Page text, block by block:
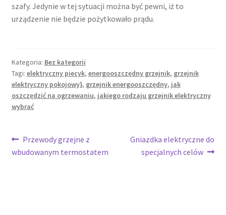
szafy. Jedynie w tej sytuacji można być pewni, iż to
urządzenie nie będzie pożytkowało prądu.
Kategoria: Bez kategorii
Tagi: elektryczny piecyk, energooszczędny grzejnik, grzejnik
elektryczny pokojowy}, grzejnik energooszczędny, jak
oszczędzić na ogrzewaniu, jakiego rodzaju grzejnik elektryczny
wybrać
Nawigacja
wpisu
Poprzedni
wpis:
Przewody grzejne z
wbudowanym termostatem
Następny
wpis:
Gniazdka elektryczne do
specjalnych celów